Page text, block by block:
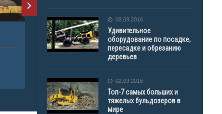
LTI 050
АВТОКРАН
08.09.2016
Удивительное
оборудование по посадке,
пересадке и обрезанию
деревьев
02.09.2016
Топ-7 самых больших и
тяжелых бульдозеров в
мире